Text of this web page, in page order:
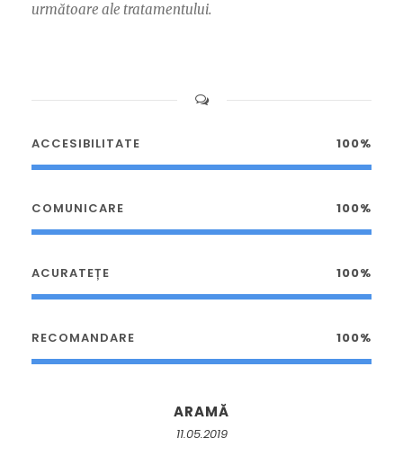
următoare ale tratamentului.
ACCESIBILITATE 100%
COMUNICARE 100%
ACURATEȚE 100%
RECOMANDARE 100%
ARAMĂ
11.05.2019